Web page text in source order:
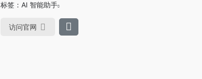
标签： AI 智能助手
访问官网